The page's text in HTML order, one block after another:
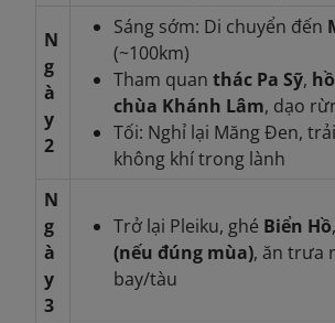
N
g
à
y
2
Sáng sớm: Di chuyển đến
(~100km)
Tham quan thác Pa Sỹ,
chùa Khánh Lâm, dạo
Tối: Nghỉ lại Măng Đen,
không khí trong lành
N
g
à
y
3
Trở lại Pleiku, ghé Biển Hồ,
(nếu đúng mùa), ăn trưa
bay/tàu